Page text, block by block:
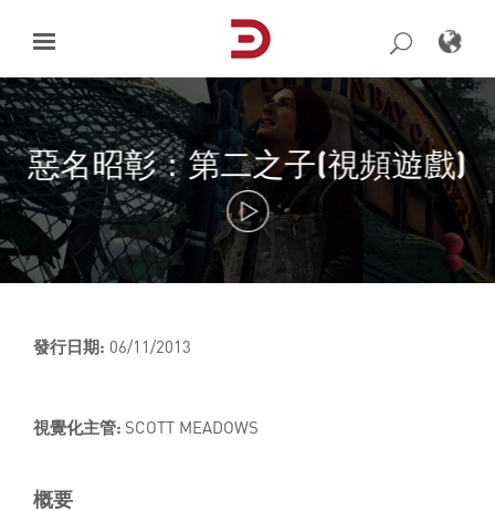
content
惡名昭彰：第二之子(視頻遊戲)
發行日期: 06/11/2013
視覺化主管: SCOTT MEADOWS
概要